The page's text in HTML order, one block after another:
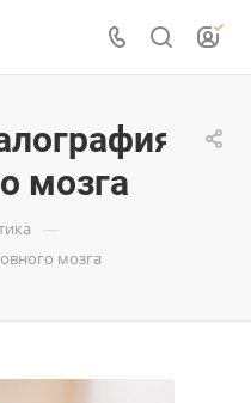
мозга
—
мозга